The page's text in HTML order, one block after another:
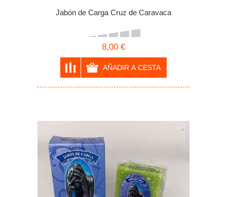
Jabón de Carga Cruz de Caravaca
8,00 €